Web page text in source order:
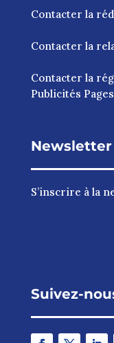
Contacter la
Contacter la
Contacter la
Publicités
Newsletter
S’inscrire à la
Suivez-